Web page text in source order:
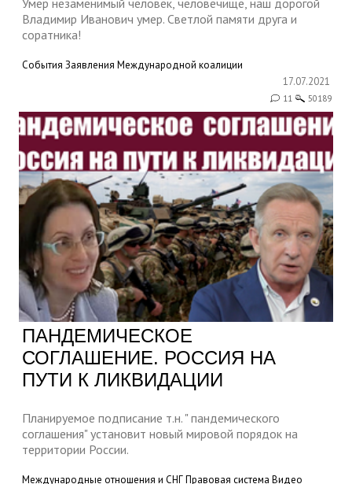
Умер незаменимый человек, человечище, наш дорогой
Владимир Иванович умер. Светлой памяти друга и
соратника!
События Заявления Международной коалиции
17.07.2021
11 50189
ПАНДЕМИЧЕСКОЕ
СОГЛАШЕНИЕ. РОССИЯ НА
ПУТИ К ЛИКВИДАЦИИ
Планируемое подписание т.н. " пандемического
соглашения" установит новый мировой порядок на
территории России.
Международные отношения и СНГПравовая система Видео